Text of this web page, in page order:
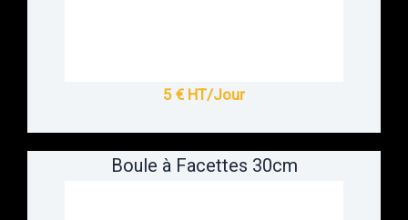
5 € HT/Jour
Boule à Facettes 30cm